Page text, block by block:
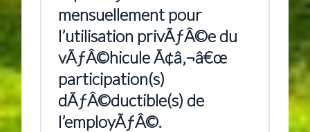
mensuellement pour
l’utilisation privÃƒÂ©e du
vÃƒÂ©hicule Ã¢â‚¬â€œ
participation(s)
dÃƒÂ©ductible(s) de
l’employÃƒÂ©.